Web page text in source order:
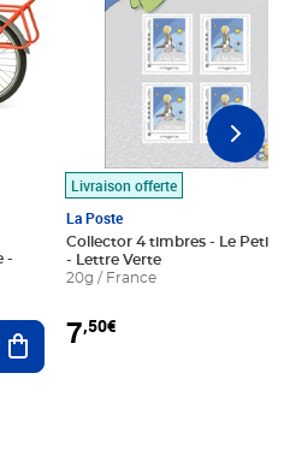
Ajouter au panier
Livraison offerte
La Poste
Collector 4 timbres - Le Petit
- Lettre Verte
20g / France
7,50€